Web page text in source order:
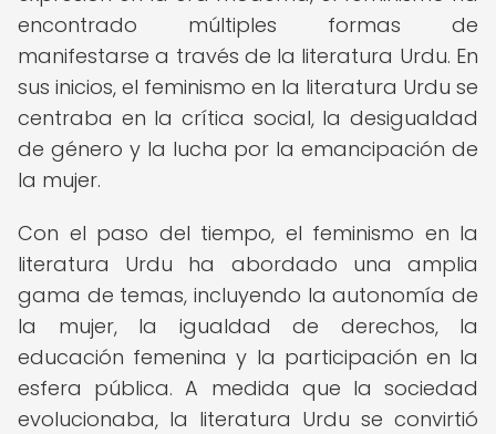
encontrado múltiples formas de
manifestarse a través de la literatura Urdu. En
sus inicios, el feminismo en la literatura Urdu se
centraba en la crítica social, la desigualdad
de género y la lucha por la emancipación de
la mujer.
Con el paso del tiempo, el feminismo en la
literatura Urdu ha abordado una amplia
gama de temas, incluyendo la autonomía de
la mujer, la igualdad de derechos, la
educación femenina y la participación en la
esfera pública. A medida que la sociedad
evolucionaba, la literatura Urdu se convirtió